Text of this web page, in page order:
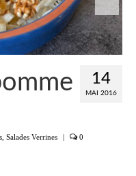
14
MAI 2016
Salades Verrines | 0